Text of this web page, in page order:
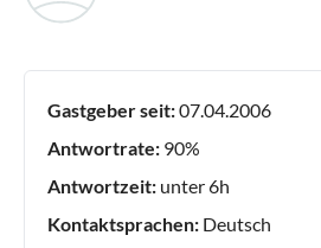
Gastgeber seit:07.04.2006
Antwortrate: 90%
Antwortzeit: unter 6h
Kontaktsprachen: Deutsch